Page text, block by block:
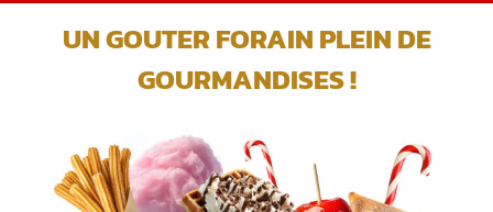
UN GOUTER FORAIN PLEIN DE
GOURMANDISES !